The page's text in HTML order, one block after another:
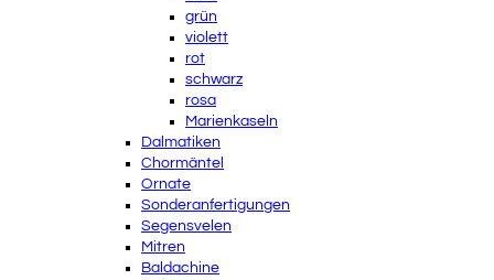
grün
violett
rot
schwarz
rosa
Marienkaseln
Dalmatiken
Chormäntel
Ornate
Sonderanfertigungen
Segensvelen
Mitren
Baldachine